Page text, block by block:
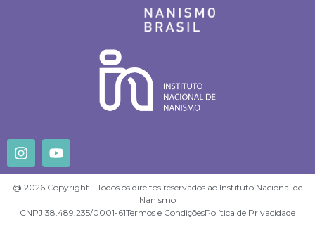
@ 2026 Copyright - Todos os direitos reservados ao Instituto Nacional de
Nanismo
CNPJ 38.489.235/0001-61Termos e CondiçõesPolítica de Privacidade